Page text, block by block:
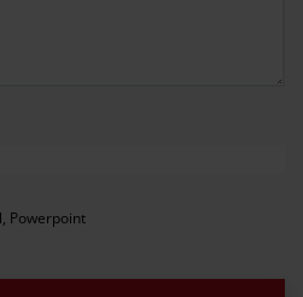
Powerpoint